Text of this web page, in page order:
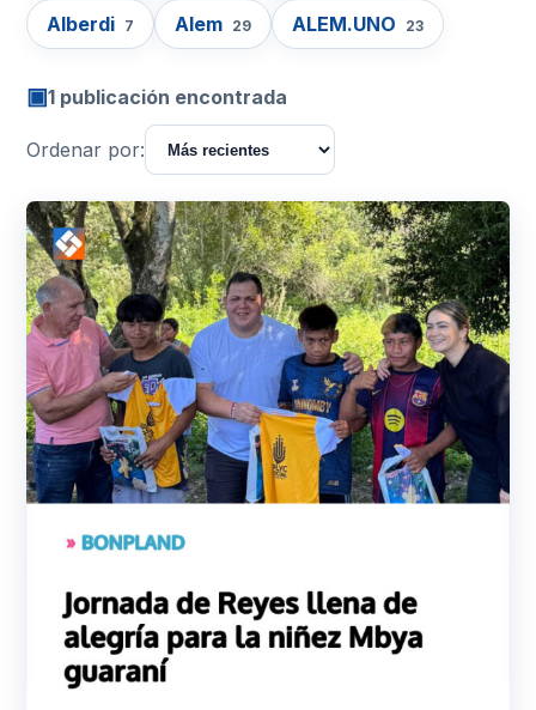
Alberdi 7 Alem 29 ALEM.UNO 23
▣1 publicación encontrada
Ordenar por: